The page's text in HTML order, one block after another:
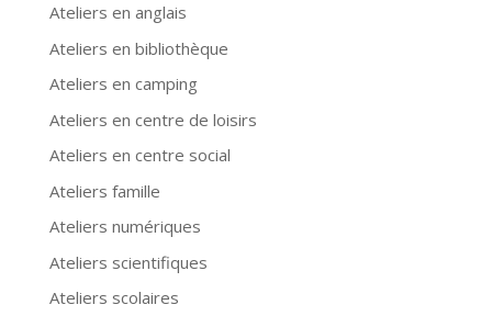
Ateliers en anglais
Ateliers en bibliothèque
Ateliers en camping
Ateliers en centre de loisirs
Ateliers en centre social
Ateliers famille
Ateliers numériques
Ateliers scientifiques
Ateliers scolaires